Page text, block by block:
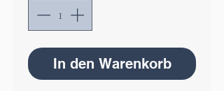
In den Warenkorb